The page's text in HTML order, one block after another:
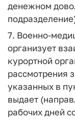
денежном
7. Военно-
организует
курортной
рассмотрения
указанных в
выдает
рабочих дней